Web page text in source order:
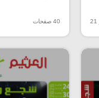
40 صفحات